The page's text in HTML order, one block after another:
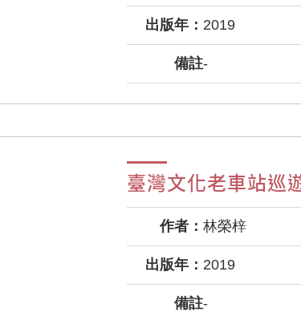
出版年： 2019
備註-
臺灣文化老車站巡
作者： 林榮梓
出版年： 2019
備註-